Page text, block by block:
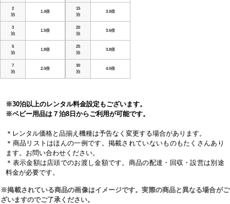
2
泊
1.4倍
3
泊
1.5倍
5
泊
1.8倍
7
泊
2.0倍
15
泊
3.0倍
20
泊
3.6倍
25
泊
3.8倍
30
泊
4.0倍
※30泊以上のレンタル料金設定もございます。
※ベビー用品は７泊8日からご利用が可能です。
＊レンタル価格と品揃え機種は予告なく変更する場合があります。
＊商品リストはほんの一例です。掲載されていないものもたくさんあり
ます。お問い合わせください。
＊表示金額は店頭でのお渡し金額です。商品の配達・回収・設営は別途
料金が必要です。
※掲載されている商品の画像はイメージです。実際の商品と異なる場合がご
ざいますのでご了承ください。